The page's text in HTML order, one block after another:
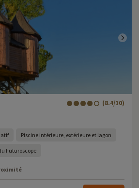
(8.4/10)
Piscine intérieure, extérieure et lagon
Futuroscope